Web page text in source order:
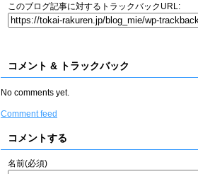
このブログ記事に対するトラックバックURL:
コメント & トラックバック
No comments yet.
Comment feed
コメントする
名前(必須)